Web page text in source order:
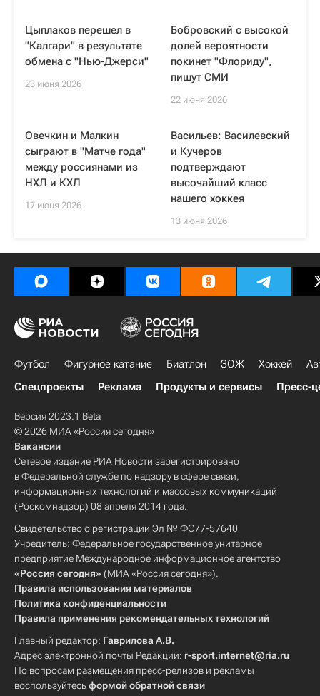
Цыплаков перешел в
"Калгари" в результате
обмена с "Нью-Джерси"
23 июня 2026
Бобровский с высокой
долей вероятности
покинет "Флориду",
пишут СМИ
22 июня 2026
Овечкин и Малкин
сыграют в "Матче года"
между россиянами из
НХЛ и КХЛ
17 июня 2026
Васильев: Василевский
и Кучеров
подтверждают
высочайший класс
нашего хоккея
13 июня 2026
Футбол Фигурное катание Биатлон ЗОЖ Хоккей
Спецпроекты
Реклама Продукты и сервисы Пресс-
Версия 2023.1 Beta
© 2026 МИА «Россия сегодня»
Вакансии
Сетевое издание РИА Новости зарегистрировано
в Федеральной службе по надзору в сфере связи,
информационных технологий и массовых коммуникаций
(Роскомнадзор) 08 апреля 2014 года.
Свидетельство о регистрации Эл № ФС77-57640
Учредитель: Федеральное государственное унитарное
предприятие Международное информационное агентство
«Россия сегодня» (МИА «Россия сегодня»).
Правила использования материалов
Политика конфиденциальности
Правила применения рекомендательных технологий
Главный редактор: Гаврилова А.В.
Адрес электронной почты Редакции: r-sport.internet@ria.ru
По вопросам размещения пресс-релизов и рекламы
воспользуйтесьформой обратной связи